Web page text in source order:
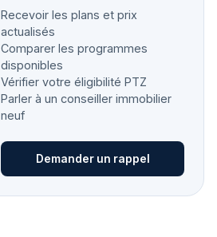
Recevoir les plans et prix
actualisés
Comparer les programmes
disponibles
Vérifier votre éligibilité PTZ
Parler à un conseiller immobilier
neuf
Demander un rappel